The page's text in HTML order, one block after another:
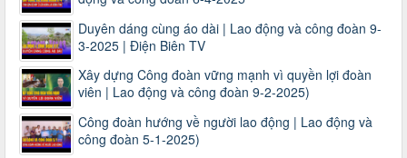
Duyên dáng cùng áo dài | Lao động và công đoàn 9-
3-2025 | Điện Biên TV
Xây dựng Công đoàn vững mạnh vì quyền lợi đoàn
viên | Lao động và công đoàn 9-2-2025)
Công đoàn hướng về người lao động | Lao động và
công đoàn 5-1-2025)